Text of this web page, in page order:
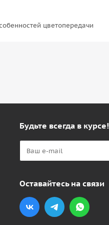
цветопередачи
Будьте всегда в курсе!
Оставайтесь на связи